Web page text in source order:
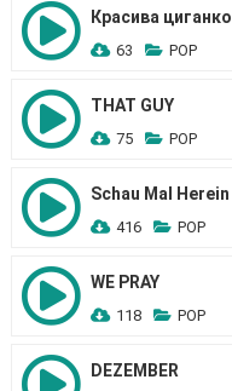
Красива циганко
63 POP
THAT GUY
75 POP
Schau Mal Herein
416 POP
WE PRAY
118 POP
DEZEMBER